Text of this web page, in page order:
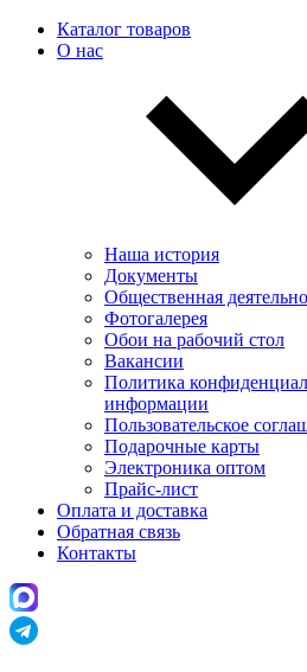
Каталог товаров
О нас
Наша история
Документы
Общественная
Фотогалерея
Обои на рабочий стол
Вакансии
Политика
информации
Пользовательскоe
Подарочные карты
Электроника оптом
Прайс-лист
Оплата и доставка
Обратная связь
Контакты